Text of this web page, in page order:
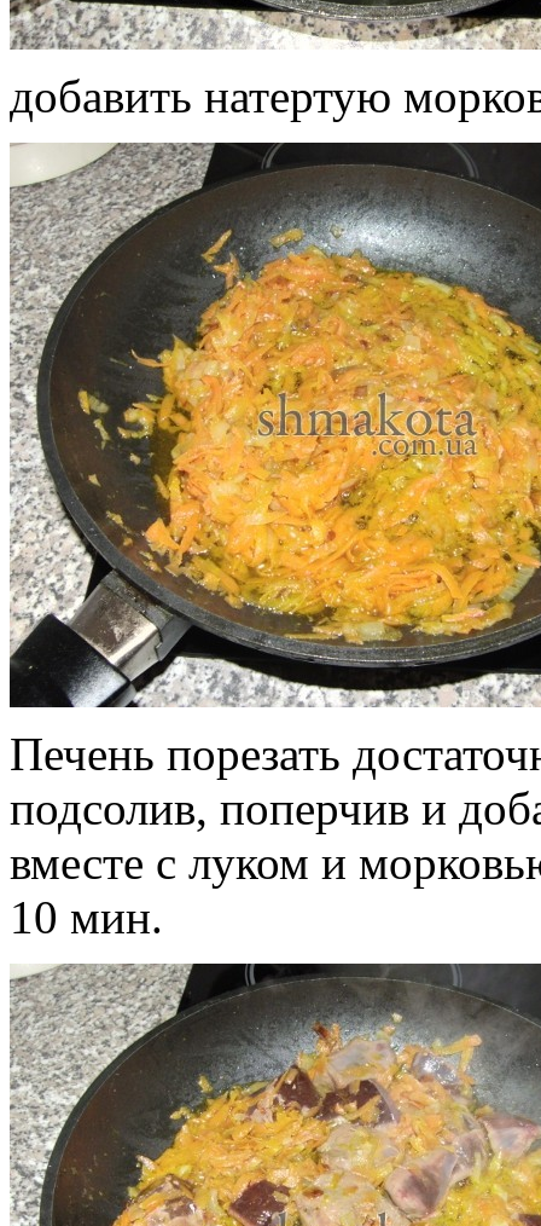
добавить натертую
Печень порезать
подсолив, поперчив и
вместе с луком и
10 мин.